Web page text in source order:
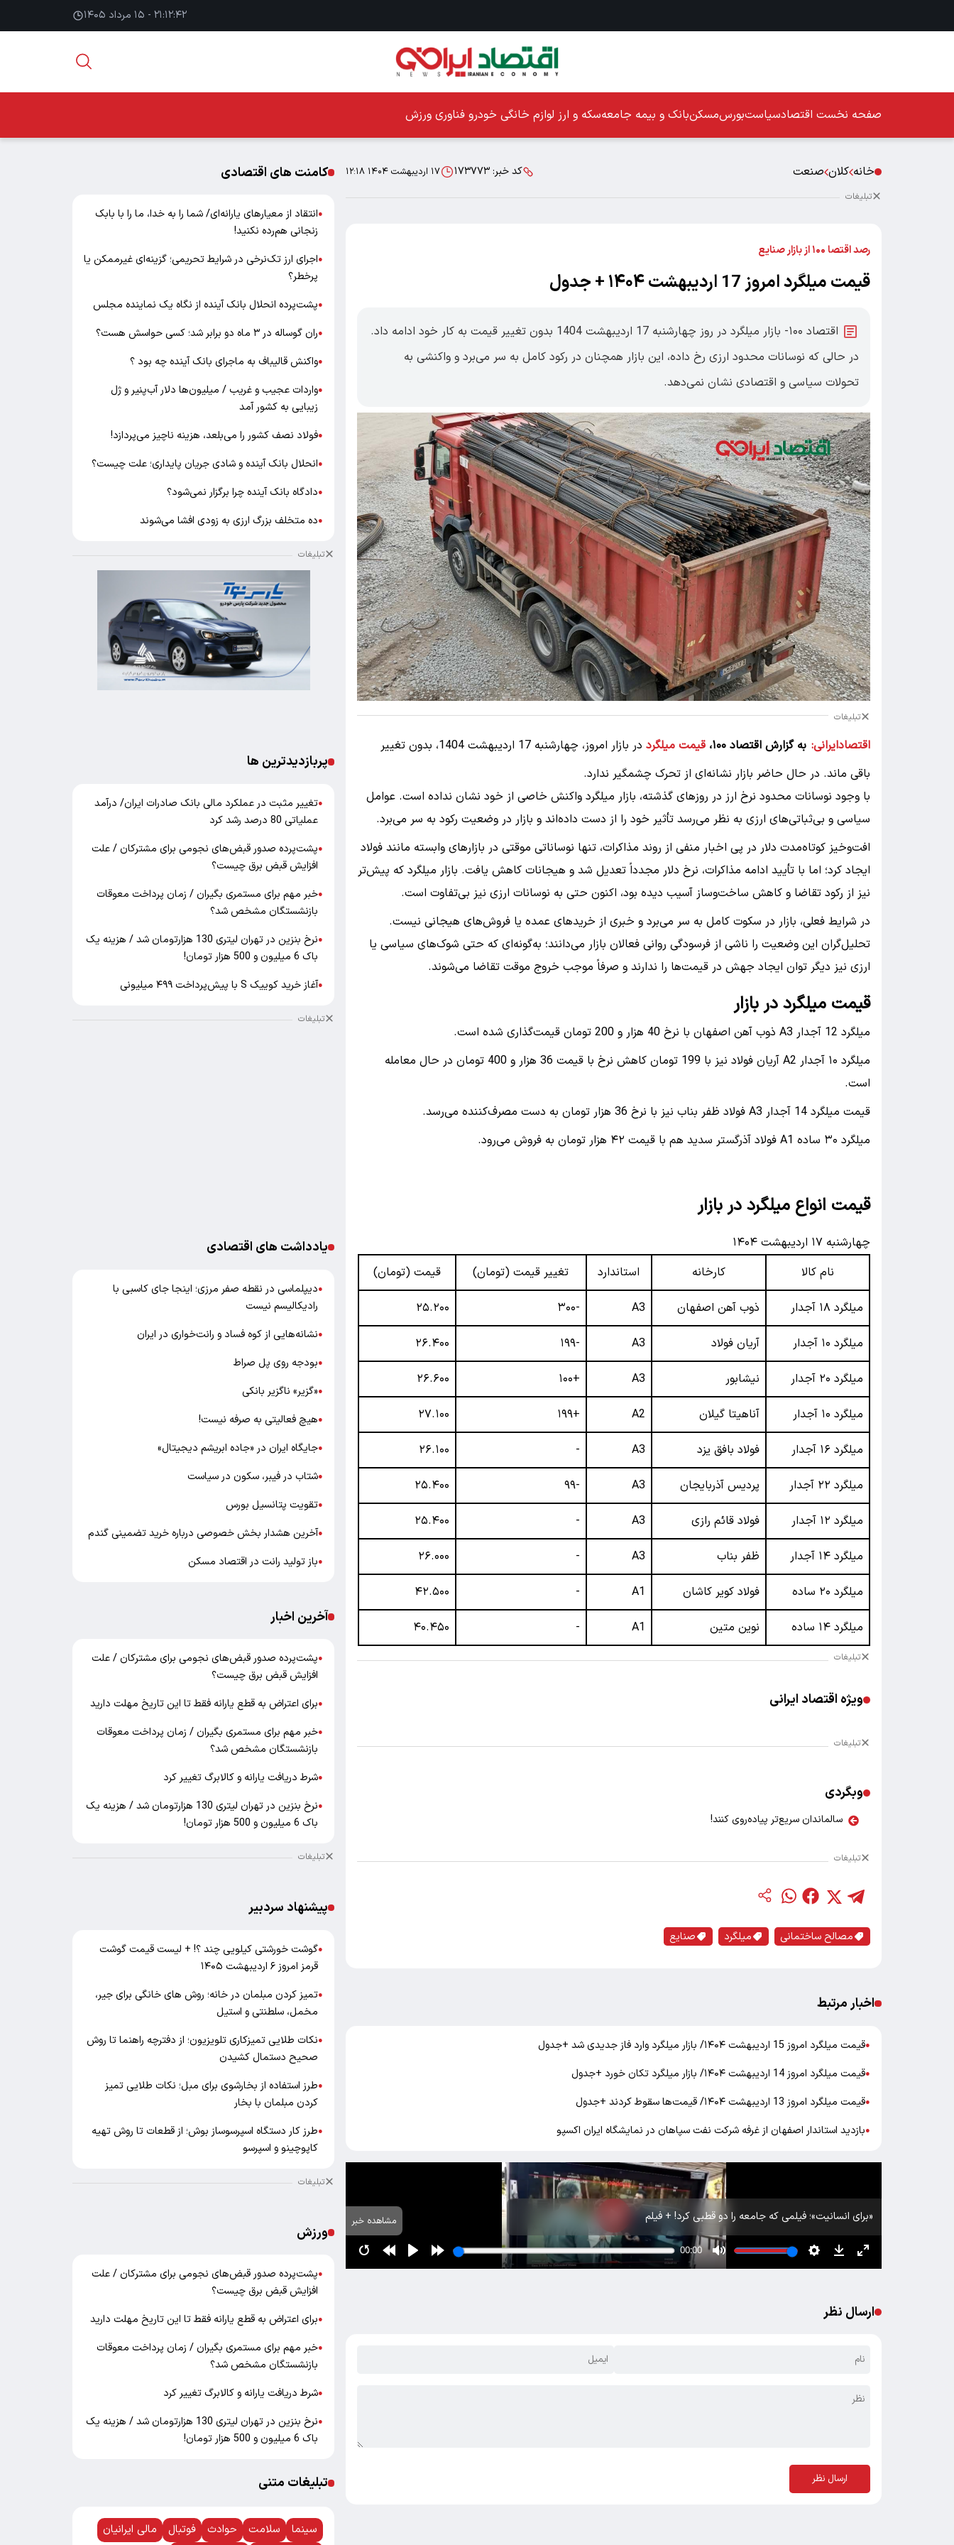
۲۱:۱۲:۴۳ - ۱۵ مرداد ۱۴۰۵
صفحه نخست اقتصادسیاستبورسمسکنبانک و بیمه جامعهسکه و ارز لوازم خانگی خودرو فناوری ورزش
خانه کلان صنعت کد خبر: ۱۷۳۷۷۳ ۱۷ اردیبهشت ۱۴۰۴ ۱۲:۱۸
تبلیغات
رصد اقتصا ۱۰۰ از بازار صنایع
قیمت میلگرد امروز 17 اردیبهشت ۱۴۰۴ + جدول
اقتصاد ۱۰۰- بازار میلگرد در روز چهارشنبه 17 اردیبهشت 1404 بدون تغییر قیمت به کار خود ادامه داد.
در حالی که نوسانات محدود ارزی رخ داده، این بازار همچنان در رکود کامل به سر می‌برد و واکنشی به
تحولات سیاسی و اقتصادی نشان نمی‌دهد.
تبلیغات
اقتصادایرانی: به گزارش اقتصاد ۱۰۰، قیمت میلگرد
در بازار امروز، چهارشنبه 17 اردیبهشت 1404، بدون تغییر
باقی ماند. در حال حاضر بازار نشانه‌ای از تحرک چشمگیر ندارد.
با وجود نوسانات محدود نرخ ارز در روزهای گذشته، بازار میلگرد واکنش خاصی از خود نشان نداده است. عوامل
سیاسی و بی‌ثباتی‌های ارزی به نظر می‌رسد تأثیر خود را از دست داده‌اند و بازار در وضعیت رکود به سر می‌برد.
افت‌وخیز کوتاه‌مدت دلار در پی اخبار منفی از روند مذاکرات، تنها نوساناتی موقتی در بازارهای وابسته مانند فولاد
ایجاد کرد؛ اما با تأیید ادامه مذاکرات، نرخ دلار مجدداً تعدیل شد و هیجانات کاهش یافت. بازار میلگرد که پیش‌تر
نیز از رکود تقاضا و کاهش ساخت‌وساز آسیب دیده بود، اکنون حتی به نوسانات ارزی نیز بی‌تفاوت است.
در شرایط فعلی، بازار در سکوت کامل به سر می‌برد و خبری از خریدهای عمده یا فروش‌های هیجانی نیست.
تحلیل‌گران این وضعیت را ناشی از فرسودگی روانی فعالان بازار می‌دانند؛ به‌گونه‌ای که حتی شوک‌های سیاسی یا
ارزی نیز دیگر توان ایجاد جهش در قیمت‌ها را ندارند و صرفاً موجب خروج موقت تقاضا می‌شوند.
قیمت میلگرد در بازار
میلگرد 12 آجدار A3 ذوب آهن اصفهان با نرخ 40 هزار و 200 تومان قیمت‌گذاری شده است.
میلگرد ۱۰ آجدار A2 آریان فولاد نیز با 199 تومان کاهش نرخ با قیمت 36 هزار و 400 تومان در حال معامله
است.
قیمت میلگرد 14 آجدار A3 فولاد ظفر بناب نیز با نرخ 36 هزار تومان به دست مصرف‌کننده می‌‌رسد.
میلگرد ۳۰ ساده A1 فولاد آذرگستر سدید هم با قیمت ۴۲ هزار تومان به فروش می‌رود.
قیمت انواع میلگرد در بازار
چهارشنبه ۱۷ اردیبهشت ۱۴۰۴
نام کالا
کارخانه استاندارد تغییر قیمت (تومان) قیمت (تومان)
میلگرد ۱۸ آجدار ذوب آهن اصفهان A3 -۳۰۰ ۲۵.۲۰۰
میلگرد ۱۰ آجدار آریان فولاد A3 -۱۹۹ ۲۶.۴۰۰
میلگرد ۲۰ آجدار نیشابور A3 +۱۰۰ ۲۶.۶۰۰
میلگرد ۱۰ آجدار آناهیتا گیلان A2 +۱۹۹ ۲۷.۱۰۰
میلگرد ۱۶ آجدار فولاد بافق یزد A3
- ۲۶.۱۰۰
میلگرد ۲۲ آجدار پردیس آذربایجان A3 -۹۹ ۲۵.۴۰۰
میلگرد ۱۲ آجدار فولاد قائم رازی A3
- ۲۵.۴۰۰
میلگرد ۱۴ آجدار ظفر بناب A3
- ۲۶.۰۰۰
میلگرد ۲۰ ساده فولاد کویر کاشان A1
- ۴۲.۵۰۰
میلگرد ۱۴ ساده نوین متین A1
- ۴۰.۴۵۰
تبلیغات
ویژه اقتصاد ایرانی
تبلیغات
وبگردی
سالماندان سریع‌تر پیاده‌روی کنند!
تبلیغات
مصالح ساختمانی میلگرد صنایع
اخبار مرتبط
●قیمت میلگرد امروز 15 اردیبهشت ۱۴۰۴/ بازار میلگرد وارد فاز جدیدی شد +جدول
●قیمت میلگرد امروز 14 اردیبهشت ۱۴۰۴/ بازار میلگرد تکان خورد +جدول
●قیمت میلگرد امروز 13 اردیبهشت ۱۴۰۴/ قیمت‌ها سقوط کردند +جدول
●بازدید استاندار اصفهان از غرفه شرکت نفت سپاهان در نمایشگاه ایران اکسپو
«برای انسانیت»؛ فیلمی که جامعه را دو قطبی کرد! + فیلم مشاهده خبر
ارسال نظر
ارسال نظر
کامنت های اقتصادی
●انتقاد از معیارهای یارانه‌ای/ شما را به خدا، ما را با بابک
زنجانی هم‌رده نکنید!
●اجرای ارز تک‌نرخی در شرایط تحریمی؛ گزینه‌ای غیرممکن یا
پرخطر؟
●پشت‌پرده انحلال بانک آینده از نگاه یک نماینده مجلس
●ران گوساله در ۳ ماه دو برابر شد؛ کسی حواسش هست؟
●واکنش قالیباف به ماجرای بانک آینده چه بود ؟
●واردات عجیب و غریب / میلیون‌ها دلار آب‌پنیر و ژل
زیبایی به کشور آمد
●فولاد نصف کشور را می‌بلعد، هزینه ناچیز می‌پردازد!
●انحلال بانک آینده و شادی جریان پایداری؛ علت چیست؟
●دادگاه بانک آینده چرا برگزار نمی‌شود؟
●ده متخلف بزرگ ارزی به زودی افشا می‌شوند
تبلیغات
پربازدیدترین ها
●تغییر مثبت در عملکرد مالی بانک صادرات ایران/ درآمد
عملیاتی 80 درصد رشد کرد
●پشت‌پرده صدور قبض‌های نجومی برای مشترکان / علت
افزایش قبض برق چیست؟
●خبر مهم برای مستمری بگیران / زمان پرداخت معوقات
بازنشستگان مشخص شد؟
●
نرخ بنزین در تهران لیتری 130 هزارتومان شد / هزینه یک
باک 6 میلیون و 500 هزار تومان!
●آغاز خرید کوییک S با پیش‌پرداخت ۴۹۹ میلیونی
تبلیغات
یادداشت های اقتصادی
●دیپلماسی در نقطه صفر مرزی؛ اینجا جای کاسبی با
رادیکالیسم نیست
●نشانه‌هایی از کوه فساد و رانت‌خواری در ایران
●بودجه روی پل صراط
●«گزیر» ناگزیر بانکی
●هیچ فعالیتی به صرفه نیست!
●جایگاه ایران در «جاده ابریشم دیجیتال»
●شتاب در فیبر، سکون در سیاست
●تقویت پتانسیل بورس
●آخرین هشدار بخش خصوصی درباره خرید تضمینی گندم
●باز تولید رانت در اقتصاد مسکن
آخرین اخبار
●پشت‌پرده صدور قبض‌های نجومی برای مشترکان / علت
افزایش قبض برق چیست؟
●برای اعتراض به قطع یارانه فقط تا این تاریخ مهلت دارید
●خبر مهم برای مستمری بگیران / زمان پرداخت معوقات
بازنشستگان مشخص شد؟
●شرط دریافت یارانه و کالابرگ تغییر کرد
●
نرخ بنزین در تهران لیتری 130 هزارتومان شد / هزینه یک
باک 6 میلیون و 500 هزار تومان!
تبلیغات
پیشنهاد سردبیر
●گوشت خورشتی کیلویی چند ؟! + لیست قیمت گوشت
قرمز امروز ۶ اردیبهشت ۱۴۰۵
●تمیز کردن مبلمان در خانه؛ روش های خانگی برای جیر،
مخمل، سلطنتی و استیل
●نکات طلایی تمیزکاری تلویزیون؛ از دفترچه راهنما تا روش
صحیح دستمال کشیدن
●طرز استفاده از بخارشوی برای مبل؛ نکات طلایی تمیز
کردن مبلمان با بخار
●طرز کار دستگاه اسپرسوساز بوش؛ از قطعات تا روش تهیه
کاپوچینو و اسپرسو
تبلیغات
ورزش
●پشت‌پرده صدور قبض‌های نجومی برای مشترکان / علت
افزایش قبض برق چیست؟
●برای اعتراض به قطع یارانه فقط تا این تاریخ مهلت دارید
●خبر مهم برای مستمری بگیران / زمان پرداخت معوقات
بازنشستگان مشخص شد؟
●شرط دریافت یارانه و کالابرگ تغییر کرد
●
نرخ بنزین در تهران لیتری 130 هزارتومان شد / هزینه یک
باک 6 میلیون و 500 هزار تومان!
تبلیغات متنی
سینما سلامت حوادث فوتبال مالی ایرانیان